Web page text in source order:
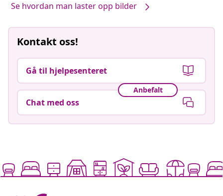
Se hvordan man laster opp bilder
Kontakt oss!
Gå til hjelpesenteret
Anbefalt
Chat med oss